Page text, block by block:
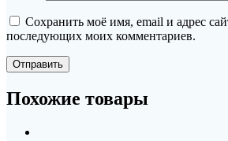
Сохранить моё имя, email и адрес
последующих моих комментариев.
Похожие товары